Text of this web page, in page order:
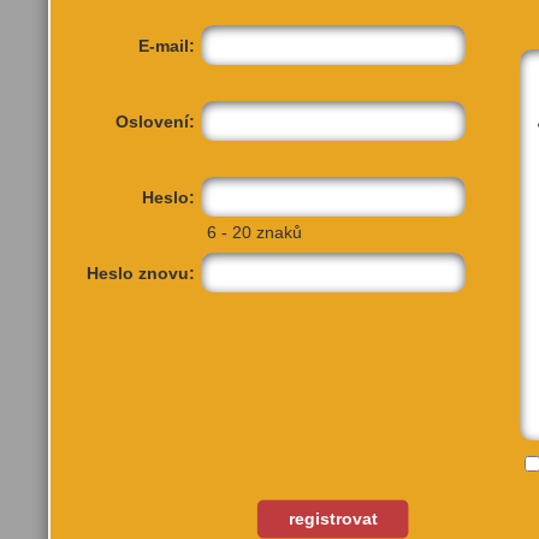
E-mail:
Oslovení:
Heslo:
6 - 20 znaků
Heslo znovu:
registrovat